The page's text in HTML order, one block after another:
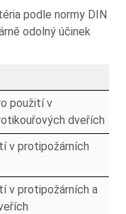
podle normy DIN
odolný účinek
použití v
dveřích
v protipožárních
v protipožárních a